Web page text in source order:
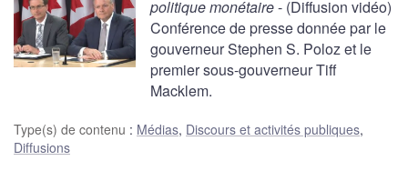
politique monétaire- (Diffusion vidéo)
Conférence de presse donnée par le
gouverneur Stephen S. Poloz et le
premier sous-gouverneur Tiff
Macklem.
Type(s) de contenu : Médias, Discours et activités publiques,
Diffusions